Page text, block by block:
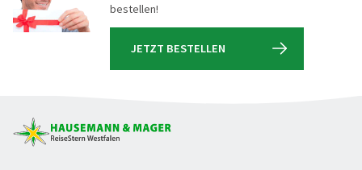
bestellen!
JETZT BESTELLEN